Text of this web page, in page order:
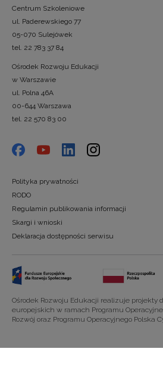
Centrum Szkoleniowe
ul. Paderewskiego 77
05-070 Sulejówek
tel. 22 783 37 84
Ośrodek Rozwoju Edukacji
w Warszawie
ul. Polna 46A
00-644 Warszawa
tel. 22 570 83 00
Polityka prywatności
RODO
Regulamin publikowania informacji
Skargi i wnioski
Deklaracja dostępności serwisu
Ośrodek Rozwoju Edukacji realizuje
europejskich w ramach Programu
Rozwój oraz Programu Operacyjnego Polska